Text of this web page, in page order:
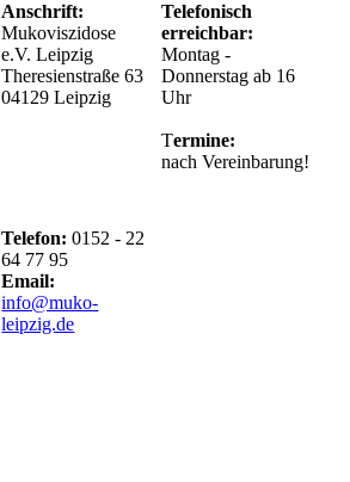
Anschrift:
Mukoviszidose
e.V. Leipzig
Theresienstraße 63
04129 Leipzig
Telefonisch
erreichbar:
Montag -
Donnerstag ab 16
Uhr
Termine:
nach Vereinbarung!
Telefon:0152 - 22
64 77 95
Email:
info@muko-
leipzig.de